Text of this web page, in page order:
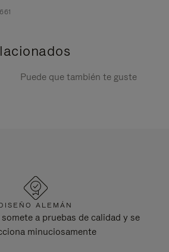
Puede que también te guste
ALEMÁN
a pruebas de calidad y se
minuciosamente